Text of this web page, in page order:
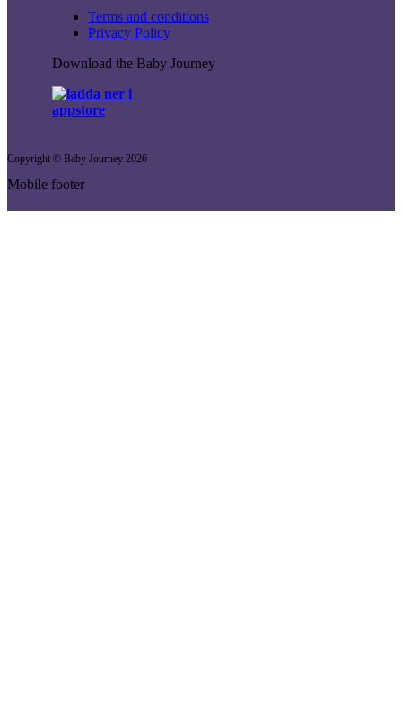
Terms and conditions
Privacy Policy
Download the Baby Journey
Copyright © Baby Journey 2026
Mobile footer